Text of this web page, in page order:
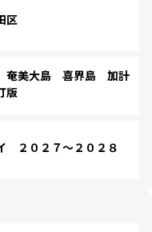
区
美大島 喜界島 加計
版
２０２７～２０２８